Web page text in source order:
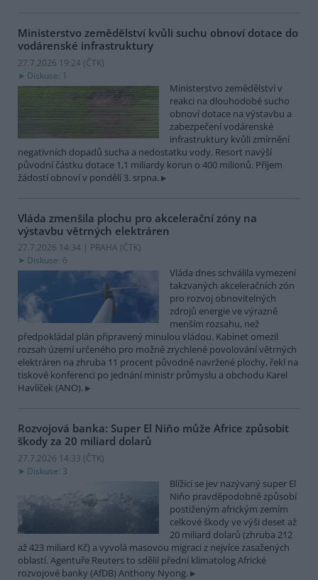
Ministerstvo zemědělství kvůli suchu obnoví dotace do
vodárenské infrastruktury
27.7.2026 19:24 (ČTK)
Diskuse: 1
Ministerstvo zemědělství v
reakci na dlouhodobé sucho
obnoví dotace na výstavbu a
zabezpečení vodárenské
infrastruktury kvůli zmírnění
negativních dopadů sucha a nedostatku vody. Resort navýší
původní částku dotace 1,1 miliardy korun o 400 milionů. Příjem
žádostí obnoví v pondělí 3. srpna.
Vláda zmenšila plochu pro akcelerační zóny na
výstavbu větrných elektráren
27.7.2026 14:34 | PRAHA (ČTK)
Diskuse: 6
Vláda dnes schválila vymezení
takzvaných akceleračních zón
pro rozvoj obnovitelných
zdrojů energie ve výrazně
menším rozsahu, než
předpokládal plán připravený minulou vládou. Kabinet omezil
rozsah území určeného pro možné zrychlené povolování větrných
elektráren na zhruba 11 procent původně navržené plochy, řekl na
tiskové konferenci po jednání ministr průmyslu a obchodu Karel
Havlíček (ANO).
Rozvojová banka: Super El Niňo může Africe způsobit
škody za 20 miliard dolarů
27.7.2026 14:33 (ČTK)
Diskuse: 3
Blížící se jev nazývaný super El
Niňo pravděpodobně způsobí
postiženým africkým zemím
celkové škody ve výši deset až
20 miliard dolarů (zhruba 212
až 423 miliard Kč) a vyvolá masovou migraci z nejvíce zasažených
oblastí. Agentuře Reuters to sdělil přední klimatolog Africké
rozvojové banky (AfDB) Anthony Nyong.